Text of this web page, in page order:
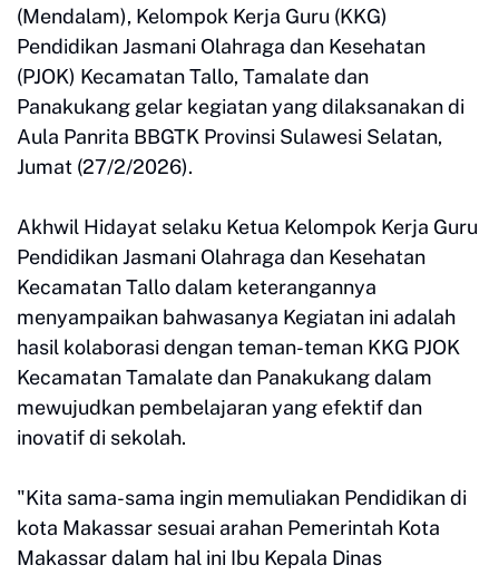
(Mendalam), Kelompok Kerja Guru (KKG)
Pendidikan Jasmani Olahraga dan Kesehatan
(PJOK) Kecamatan Tallo, Tamalate dan
Panakukang gelar kegiatan yang dilaksanakan di
Aula Panrita BBGTK Provinsi Sulawesi Selatan,
Jumat (27/2/2026).
Akhwil Hidayat selaku Ketua Kelompok Kerja Guru
Pendidikan Jasmani Olahraga dan Kesehatan
Kecamatan Tallo dalam keterangannya
menyampaikan bahwasanya Kegiatan ini adalah
hasil kolaborasi dengan teman-teman KKG PJOK
Kecamatan Tamalate dan Panakukang dalam
mewujudkan pembelajaran yang efektif dan
inovatif di sekolah.
"Kita sama-sama ingin memuliakan Pendidikan di
kota Makassar sesuai arahan Pemerintah Kota
Makassar dalam hal ini Ibu Kepala Dinas